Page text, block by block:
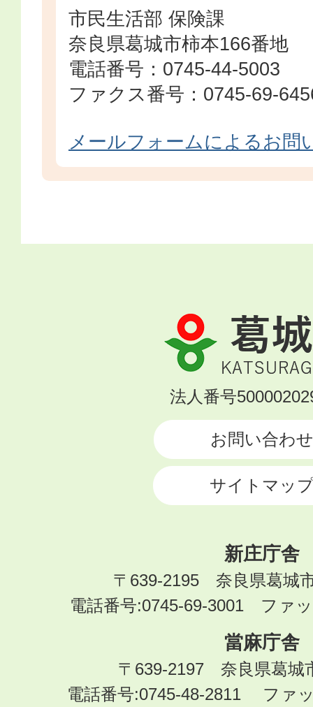
市民生活部 保険課
奈良県葛城市柿本166番地
電話番号：0745-44-5003
ファクス番号：0745-69-
メールフォームによるお問
葛
城
市
KATSURAGI
法人番号
お問い合わせ
サイトマッ
新庄庁舎
〒639-2195 奈良県葛城
電話番号:0745-69-3001 ファ
當麻庁舎
〒639-2197 奈良県葛城
電話番号:0745-48-2811 ファ